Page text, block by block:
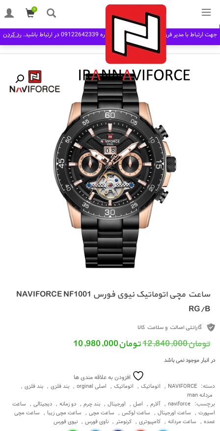
0
خانه مردانه man بند فلزی
ساعت مچی اتوماتیک نیوی فورس NAVIFORCE
NF1001 RG/B
ساعت مچی اتوماتیک نیوی فورس NAVIFORCE NF1001
RG/B
گارانتی اصالت و سلامت کالا
تومان12,840,000قیمت اصلی: تومان12,840,000 بود.
تومان10,980,000قیمت فعلی: تومان10,980,000.
در انبار موجود نمی باشد
افزودن به علاقه مندی ها
دسته: NAVIFORCE
, اتوماتیک , اتوماتیک , اصلی orginal , بند فلزی , بند فلزی ,
مردانه man
برچسب: naviforce
, آلارم , اصل , اورجینال , بند چرم , دو زمانه , دیجیتالی , ساعت
اسپورت , ساعت اورجینال , ساعت لوکس , ساعت مچی , ساعت مچی زیبا , ساعت مچی
عمده , ساعت مردانه , کامپیوتری , کرنومتر , ناوی فورس , نیوی فورس
جهت ارتباط با مدیر فروش در نرم افزار بله به شماره 09122642339 در ارتباط باشید. رد کردن